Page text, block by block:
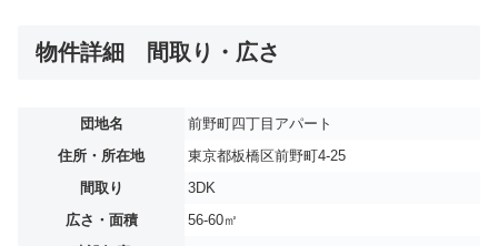
物件詳細 間取り・広さ
団地名
前野町四丁目アパート
住所・所在地
東京都板橋区前野町4-25
間取り
3DK
広さ・面積
56-60㎡